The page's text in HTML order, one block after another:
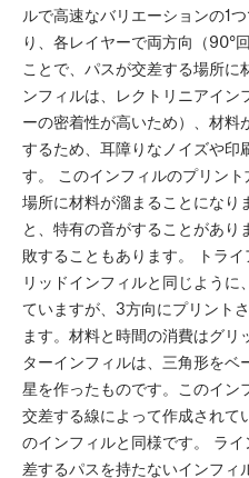
ルで高速なバリエーションの1
り、各レイヤーで両方向（90°
ことで、パスが交差する場所に
ンフィルは、レクトリニアイ
ーの密着性が高いため）、材料
するため、耳障りなノイズや印
す。 このインフィルのプリン
場所に材料が溜まることになり
と、特有の音がすることがあ
敗することもあります。 トラ
リッドインフィルと同じように
ていますが、3方向にプリント
ます。材料と時間の消費はグ
ターインフィルは、三角形を
星を作ったものです。このイン
交差する線によって作成されて
のインフィルと同様です。 ラ
差するパスを持たないインフィ